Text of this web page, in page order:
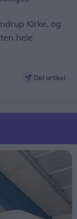
Kirke, og
hele
Del artikel